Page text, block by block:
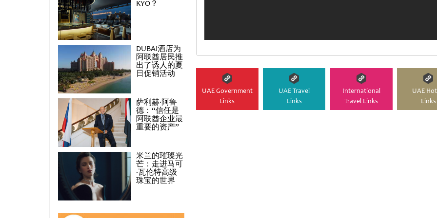
KYO？
DUBAI酒店为
阿联酋居民推
出了诱人的夏
日促销活动
萨利赫·阿鲁
德：“信任是
阿联酋企业最
重要的资产”
米兰的璀璨光
芒：走进马可
·瓦伦特高级
珠宝的世界
UAE Government
Links
UAE Travel
Links
International
Travel Links
UAE
Links